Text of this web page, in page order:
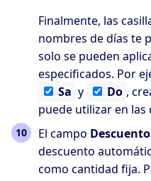
Finalmente, las
nombres de días te
solo se pueden
especificados. Por
Sa y Do ,
puede utilizar en las
El campo Descuento
descuento
como cantidad fija.